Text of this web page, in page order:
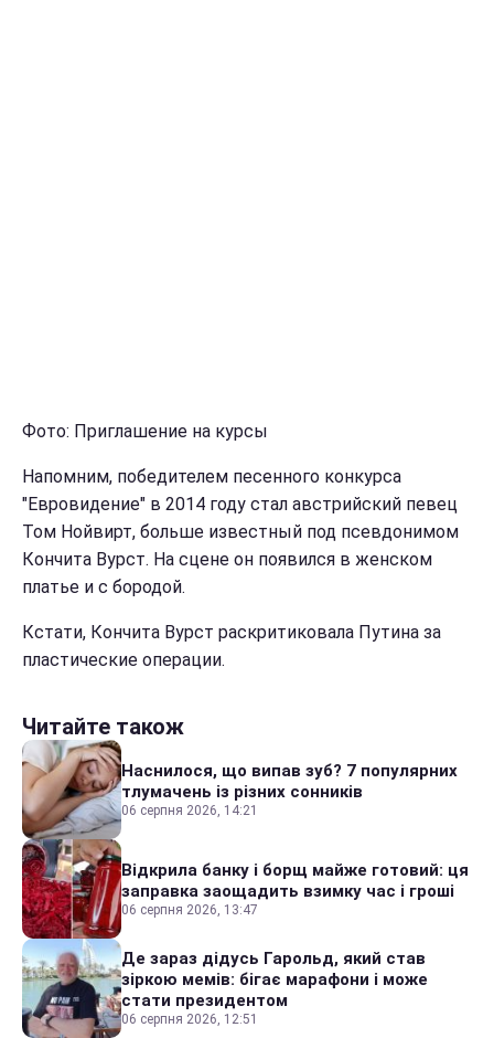
Фото: Приглашение на курсы
Напомним, победителем песенного конкурса
"Евровидение" в 2014 году стал австрийский певец
Том Нойвирт, больше известный под псевдонимом
Кончита Вурст. На сцене он появился в женском
платье и с бородой.
Кстати, Кончита Вурст раскритиковала Путина за
пластические операции.
Читайте також
Наснилося, що випав зуб? 7 популярних
тлумачень із різних сонників
06 серпня 2026, 14:21
Відкрила банку і борщ майже готовий: ця
заправка заощадить взимку час і гроші
06 серпня 2026, 13:47
Де зараз дідусь Гарольд, який став
зіркою мемів: бігає марафони і може
стати президентом
06 серпня 2026, 12:51